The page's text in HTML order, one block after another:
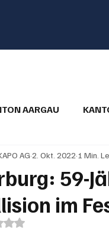
AARGAU
KOMMENTARE
59-
im
AG 2. Okt. 2022 1 Min.
NaN von 5 Sternen